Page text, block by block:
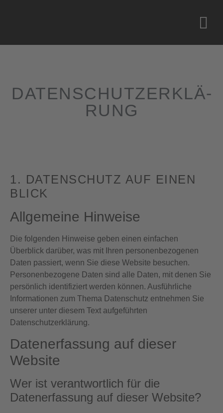
DATEN­SCHUTZ­ER­KLÄ­
RUNG
1. DATENSCHUTZ AUF EINEN
BLICK
Allgemeine Hinweise
Die folgenden Hinweise geben einen einfachen
Überblick darüber, was mit Ihren personenbezogenen
Daten passiert, wenn Sie diese Website besuchen.
Personenbezogene Daten sind alle Daten, mit denen Sie
persönlich identifiziert werden können. Ausführliche
Informationen zum Thema Datenschutz entnehmen Sie
unserer unter diesem Text aufgeführten
Datenschutzerklärung.
Datenerfassung auf dieser
Website
Wer ist verantwortlich für die
Datenerfassung auf dieser Website?